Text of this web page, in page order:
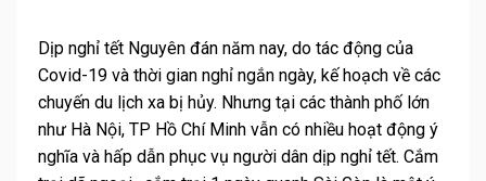
Dịp nghỉ tết Nguyên đán năm nay, do tác động của
Covid-19 và thời gian nghỉ ngắn ngày, kế hoạch về các
chuyến du lịch xa bị hủy. Nhưng tại các thành phố lớn
như Hà Nội, TP Hồ Chí Minh vẫn có nhiều hoạt động ý
nghĩa và hấp dẫn phục vụ người dân dịp nghỉ tết. Cắm